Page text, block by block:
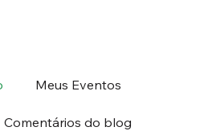
Meus Eventos
Comentários do blog